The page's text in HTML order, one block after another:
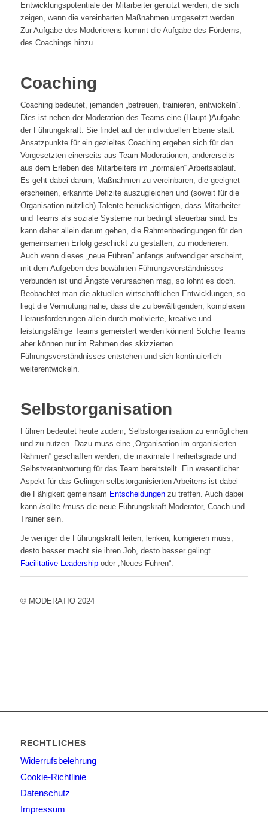
Entwicklungspotentiale der Mitarbeiter genutzt werden, die sich
zeigen, wenn die vereinbarten Maßnahmen umgesetzt werden.
Zur Aufgabe des Moderierens kommt die Aufgabe des Förderns,
des Coachings hinzu.
Coaching
Coaching bedeutet, jemanden „betreuen, trainieren, entwickeln“.
Dies ist neben der Moderation des Teams eine (Haupt-)Aufgabe
der Führungskraft. Sie findet auf der individuellen Ebene statt.
Ansatzpunkte für ein gezieltes Coaching ergeben sich für den
Vorgesetzten einerseits aus Team-Moderationen, andererseits
aus dem Erleben des Mitarbeiters im „normalen“ Arbeitsablauf.
Es geht dabei darum, Maßnahmen zu vereinbaren, die geeignet
erscheinen, erkannte Defizite auszugleichen und (soweit für die
Organisation nützlich) Talente berücksichtigen, dass Mitarbeiter
und Teams als soziale Systeme nur bedingt steuerbar sind. Es
kann daher allein darum gehen, die Rahmenbedingungen für den
gemeinsamen Erfolg geschickt zu gestalten, zu moderieren.
Auch wenn dieses „neue Führen“ anfangs aufwendiger erscheint,
mit dem Aufgeben des bewährten Führungsverständnisses
verbunden ist und Ängste verursachen mag, so lohnt es doch.
Beobachtet man die aktuellen wirtschaftlichen Entwicklungen, so
liegt die Vermutung nahe, dass die zu bewältigenden, komplexen
Herausforderungen allein durch motivierte, kreative und
leistungsfähige Teams gemeistert werden können! Solche Teams
aber können nur im Rahmen des skizzierten
Führungsverständnisses entstehen und sich kontinuierlich
weiterentwickeln.
Selbstorganisation
Führen bedeutet heute zudem, Selbstorganisation zu ermöglichen
und zu nutzen. Dazu muss eine „Organisation im organisierten
Rahmen“ geschaffen werden, die maximale Freiheitsgrade und
Selbstverantwortung für das Team bereitstellt. Ein wesentlicher
Aspekt für das Gelingen selbstorganisierten Arbeitens ist dabei
die Fähigkeit gemeinsam Entscheidungenzu treffen. Auch dabei
kann /sollte /muss die neue Führungskraft Moderator, Coach und
Trainer sein.
Je weniger die Führungskraft leiten, lenken, korrigieren muss,
desto besser macht sie ihren Job, desto besser gelingt
Facilitative Leadershipoder „Neues Führen“.
© MODERATIO 2024
RECHTLICHES
Widerrufsbelehrung
Cookie-Richtlinie
Datenschutz
Impressum